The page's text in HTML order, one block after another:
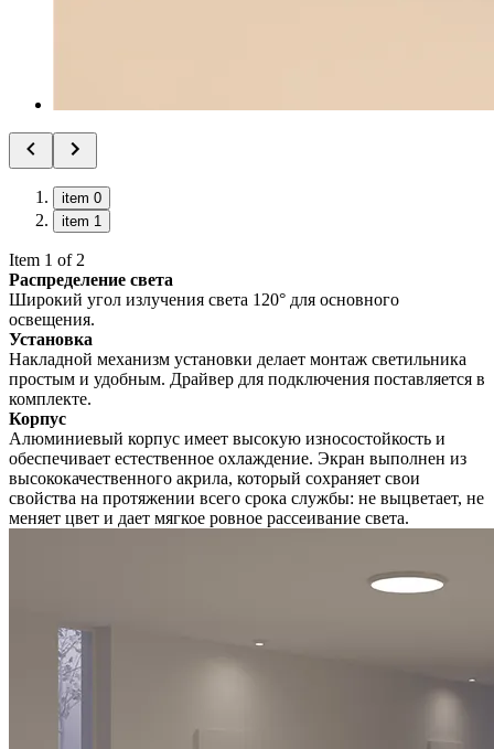
item 0
item 1
Item 1 of 2
Распределение света
Широкий угол излучения света 120° для основного
освещения.
Установка
Накладной механизм установки делает монтаж светильника
простым и удобным. Драйвер для подключения поставляется в
комплекте.
Корпус
Алюминиевый корпус имеет высокую износостойкость и
обеспечивает естественное охлаждение. Экран выполнен из
высококачественного акрила, который сохраняет свои
свойства на протяжении всего срока службы: не выцветает, не
меняет цвет и дает мягкое ровное рассеивание света.